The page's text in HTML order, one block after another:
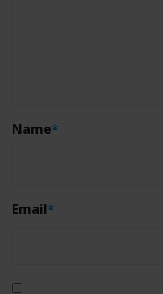
Name*
Email*